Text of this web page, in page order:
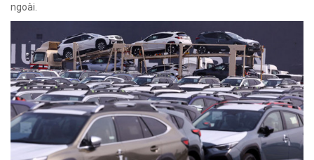
ngoài.